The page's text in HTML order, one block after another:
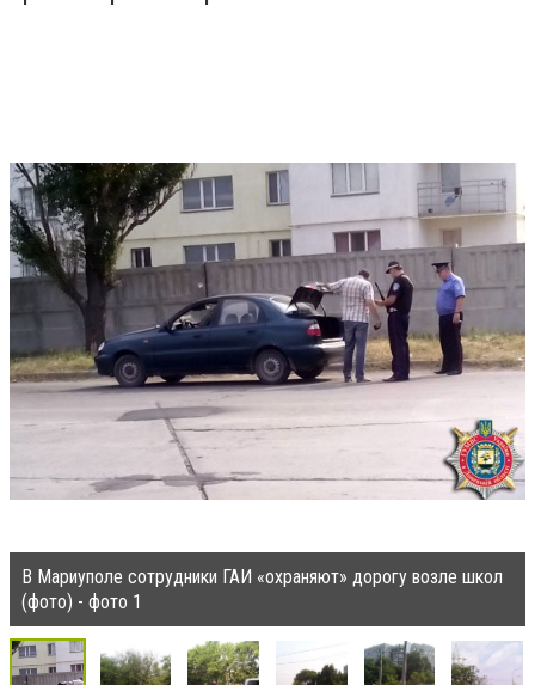
В Мариуполе сотрудники ГАИ «охраняют» дорогу возле школ
(фото) - фото 1